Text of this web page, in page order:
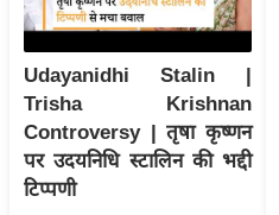
रा
ज
नी
ति
वि
श्ले
Udayanidhi Stalin |
Trisha Krishnan
Controversy | तृषा कृष्णन
पर उदयनिधि स्टालिन की भद्दी
टिप्पणी